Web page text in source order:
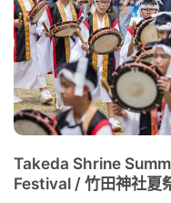
Takeda Shrine
Festival / 竹田神社夏